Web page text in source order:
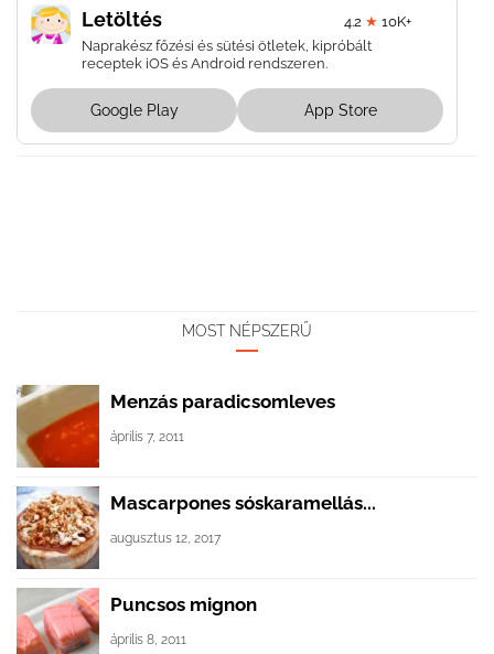
Letöltés 4.2 ★ 10K+
Naprakész főzési és sütési ötletek, kipróbált
receptek iOS és Android rendszeren.
Google Play App Store
MOST NÉPSZERŰ
Menzás paradicsomleves
április 7, 2011
Mascarpones sóskaramellás...
augusztus 12, 2017
Puncsos mignon
április 8, 2011